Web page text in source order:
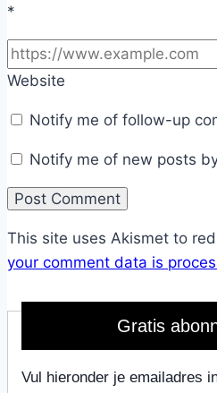
*
Website
Notify me of follow-up
Notify me of new posts
This site uses Akismet to
your comment data is
Gratis
Vul hieronder je emailadres